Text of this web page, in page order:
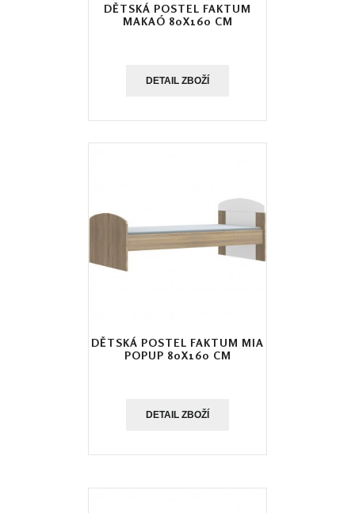
DĚTSKÁ POSTEL FAKTUM
MAKAÓ 80X160 CM
DETAIL ZBOŽÍ
DĚTSKÁ POSTEL FAKTUM MIA
POPUP 80X160 CM
DETAIL ZBOŽÍ